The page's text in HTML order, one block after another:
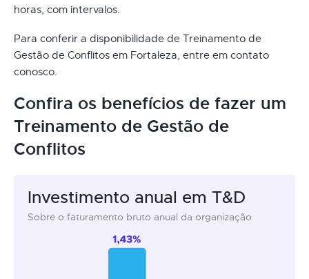
horas, com intervalos.
Para conferir a disponibilidade de Treinamento de
Gestão de Conflitos em Fortaleza, entre em contato
conosco.
Confira os benefícios de fazer um
Treinamento de Gestão de
Conflitos
Investimento anual em T&D
Sobre o faturamento bruto anual da organização